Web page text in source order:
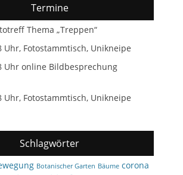
Termine
Thema „Treppen“
Uhr, Fotostammtisch, Unikneipe
Uhr online Bildbesprechung
Uhr, Fotostammtisch, Unikneipe
Schlagwörter
Botanischer Garten Bäume corona